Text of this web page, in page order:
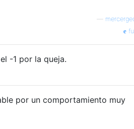
-1 por la queja.
por un comportamiento muy